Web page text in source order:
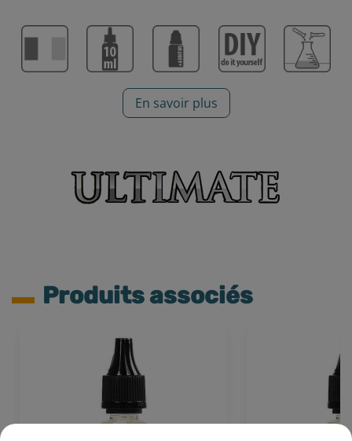
En savoir plus
Produits associés